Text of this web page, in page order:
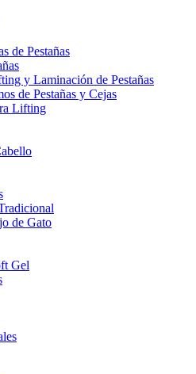
de Pestañas
y Laminación de Pestañas
de Pestañas y Cejas
Lifting
de Gato
Gel